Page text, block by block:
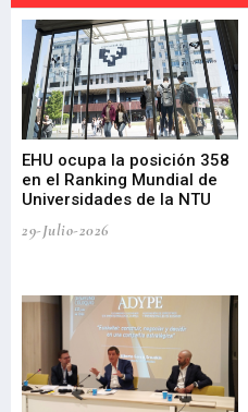
EHU ocupa la posición 358
en el Ranking Mundial de
Universidades de la NTU
29-Julio-2026